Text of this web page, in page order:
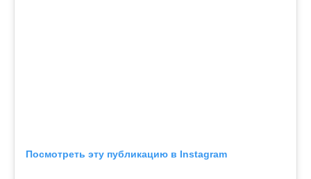
Посмотреть эту публикацию в Instagram